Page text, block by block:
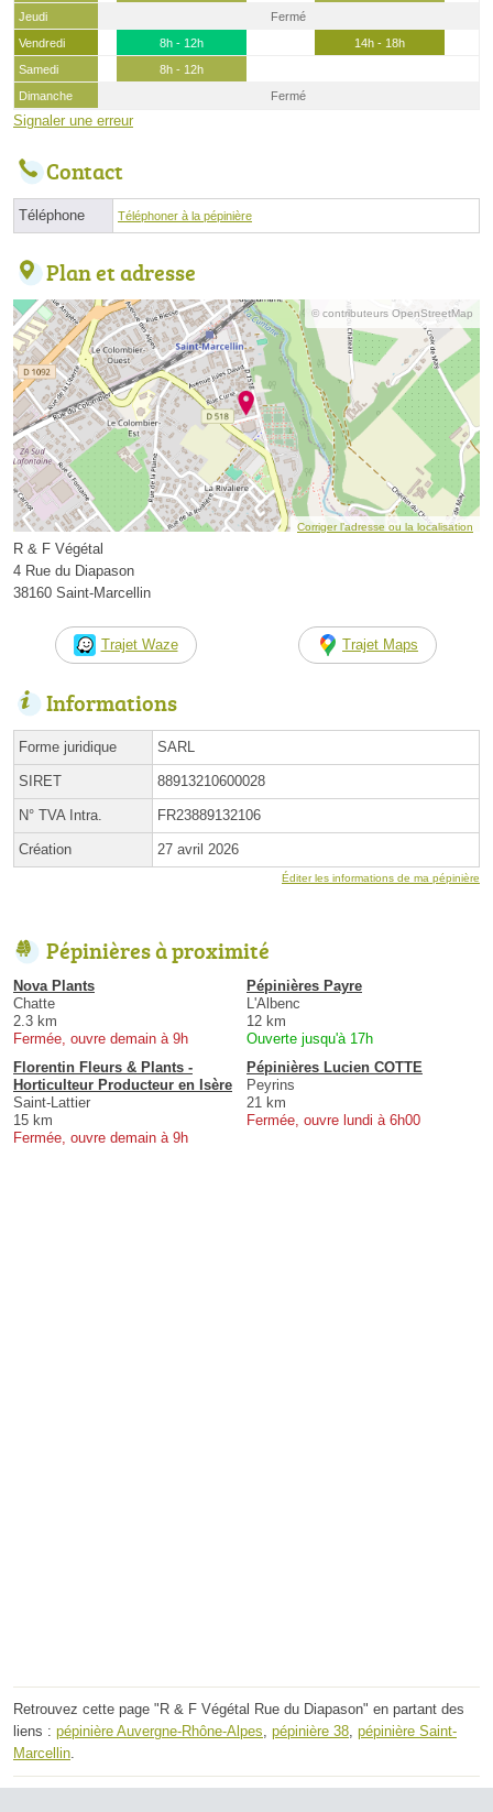
Jeudi
Fermé
Vendredi
8h - 12h
14h - 18h
Samedi
8h - 12h
Dimanche
Fermé
Signaler une erreur
Contact
Téléphone Téléphoner à la pépinière
Plan et adresse
© contributeurs OpenStreetMap
Corriger l’adresse ou la localisation
R & F Végétal
4 Rue du Diapason
38160 Saint-Marcellin
Trajet Waze Trajet Maps
Informations
Forme juridique SARL
SIRET 88913210600028
N° TVA Intra. FR23889132106
Création 27 avril 2026
Éditer les informations de ma pépinière
Pépinières à proximité
Nova Plants
Chatte
2.3 km
Fermée, ouvre demain à 9h
Pépinières Payre
L'Albenc
12 km
Ouverte jusqu'à 17h
Florentin Fleurs & Plants -
Horticulteur Producteur en Isère
Saint-Lattier
15 km
Fermée, ouvre demain à 9h
Pépinières Lucien COTTE
Peyrins
21 km
Fermée, ouvre lundi à 6h00
Retrouvez cette page "R & F Végétal Rue du Diapason" en partant des
liens : pépinière Auvergne-Rhône-Alpes pépinière 38 pépinière Saint-
Marcellin